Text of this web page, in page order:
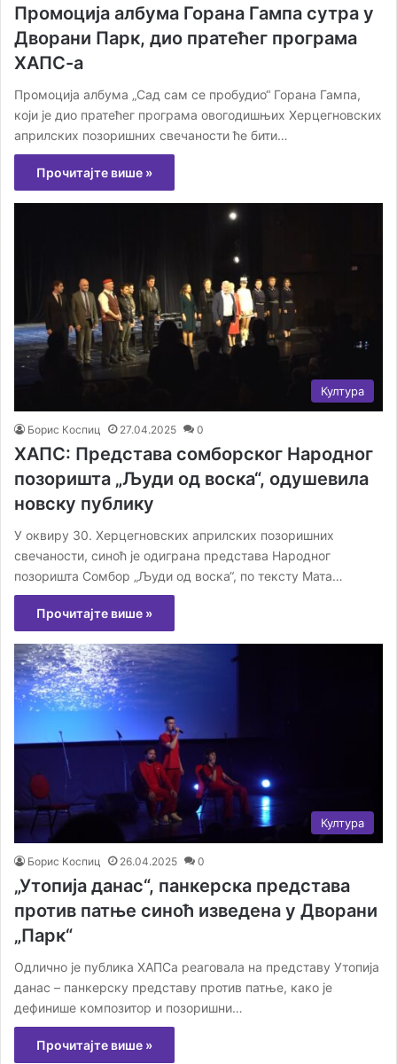
Промоција албума Горана Гампа сутра у
Дворани Парк, дио пратећег програма
ХАПС-а
Промоција албума „Сад сам се пробудио“ Горана Гампа,
који је дио пратећег програма овогодишњих Херцегновских
априлских позоришних свечаности ће бити…
Прочитајте више »
Култура
Борис Коспиц 27.04.2025 0
ХАПС: Представа сомборског Народног
позоришта „Људи од воска“, одушевила
новску публику
У оквиру 30. Херцегновских априлских позоришних
свечаности, синоћ је одиграна представа Народног
позоришта Сомбор „Људи од воска“, по тексту Мата…
Прочитајте више »
Култура
Борис Коспиц 26.04.2025 0
„Утопија данас“, панкерска представа
против патње синоћ изведена у Дворани
„Парк“
Одлично је публика ХАПСа реаговала на представу Утопија
данас – панкерску представу против патње, како је
дефинише композитор и позоришни…
Прочитајте више »